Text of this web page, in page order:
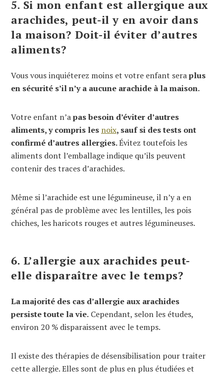
5. Si mon enfant est allergique aux
arachides, peut-il y en avoir dans
la maison? Doit-il éviter d’autres
aliments?
Vous vous inquiéterez moins et votre enfant seraplus
en sécurité s’il n’y a aucune arachide à la maison.
Votre enfant n’apas besoin d’éviter d’autres
aliments, y compris les noix, sauf si des tests ont
confirmé d’autres allergies.Évitez toutefois les
aliments dont l’emballage indique qu’ils peuvent
contenir des traces d’arachides.
Même si l’arachide est une légumineuse, il n’y a en
général pas de problème avec les lentilles, les pois
chiches, les haricots rouges et autres légumineuses.
6. L’allergie aux arachides peut-
elle disparaître avec le temps?
La majorité des cas d’allergie aux arachides
persiste toute la vie. Cependant, selon les études,
environ 20 % disparaissent avec le temps.
Il existe des thérapies de désensibilisation pour traiter
cette allergie. Elles sont de plus en plus étudiées et